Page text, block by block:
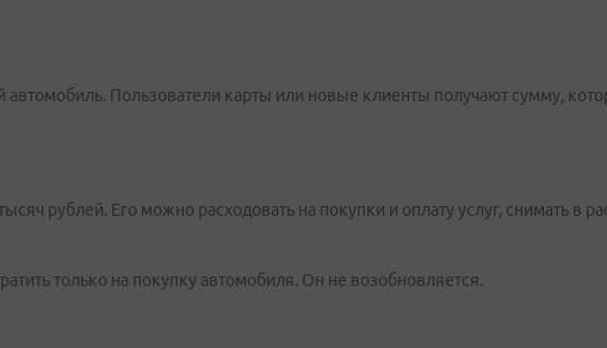
Пользователи карты или новые клиенты получают сумму,
рублей. Его можно расходовать на покупки и оплату услуг, снимать в
только на покупку автомобиля. Он не возобновляется.